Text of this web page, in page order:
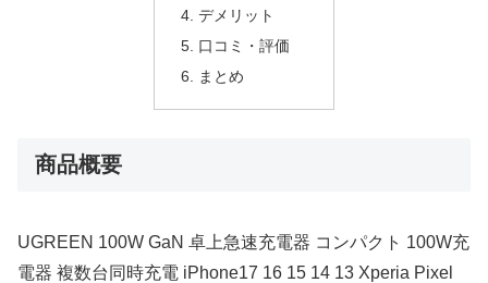
デメリット
口コミ・評価
まとめ
商品概要
UGREEN 100W GaN 卓上急速充電器 コンパクト 100W充
電器 複数台同時充電 iPhone17 16 15 14 13 Xperia Pixel